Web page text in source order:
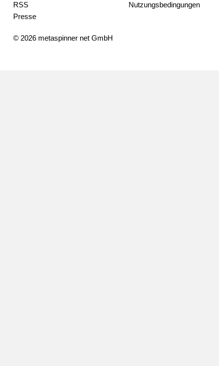
RSS
Presse
Nutzungsbedingungen
© 2026 metaspinner net GmbH